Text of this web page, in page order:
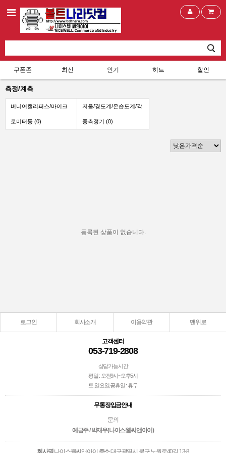
쿠폰존 최신 인기 히트 할인
측정/계측
버니어캘리퍼스/마이크
로미터등 (0)
저울/경도계/온습도계/각
종측정기 (0)
등록된 상품이 없습니다.
로그인 회사소개 이용약관 맨위로
고객센터
053-719-2808
상담가능시간
평일 : 오전9시~오후5시
토,일요일,공휴일 : 휴무
무통장입금안내
문의
예금주 / 박재우(나이스웰씨앤아이)
회사명나이스웰씨앤아이 주소대구광역시 북구 노원로40길 13-8